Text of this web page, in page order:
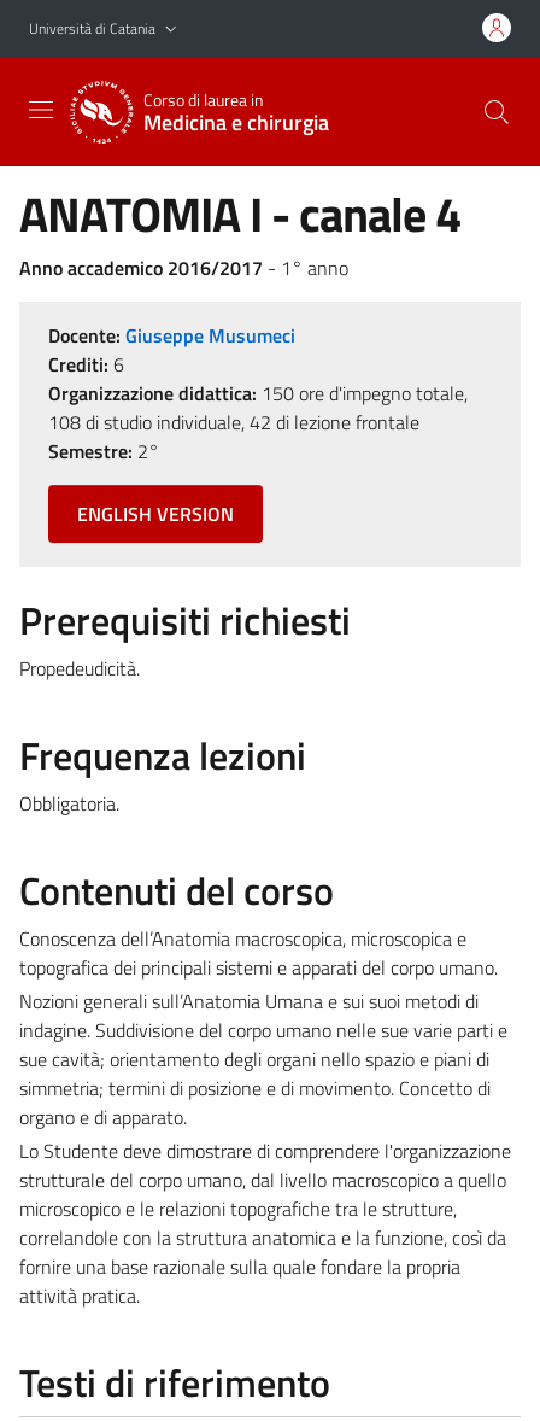
Vai al contenuto principale
Vai al menu di navigazione
Università di Catania
Corso di laurea in
Medicina e chirurgia
ANATOMIA I - canale 4
Anno accademico 2016/2017 - 1° anno
Docente: Giuseppe Musumeci
Crediti: 6
Organizzazione didattica: 150 ore d'impegno totale,
108 di studio individuale, 42 di lezione frontale
Semestre: 2°
ENGLISH VERSION
Prerequisiti richiesti
Propedeudicità.
Frequenza lezioni
Obbligatoria.
Contenuti del corso
Conoscenza dell’Anatomia macroscopica, microscopica e
topografica dei principali sistemi e apparati del corpo umano.
Nozioni generali sull’Anatomia Umana e sui suoi metodi di
indagine. Suddivisione del corpo umano nelle sue varie parti e
sue cavità; orientamento degli organi nello spazio e piani di
simmetria; termini di posizione e di movimento. Concetto di
organo e di apparato.
Lo Studente deve dimostrare di comprendere l'organizzazione
strutturale del corpo umano, dal livello macroscopico a quello
microscopico e le relazioni topografiche tra le strutture,
correlandole con la struttura anatomica e la funzione, così da
fornire una base razionale sulla quale fondare la propria
attività pratica.
Testi di riferimento